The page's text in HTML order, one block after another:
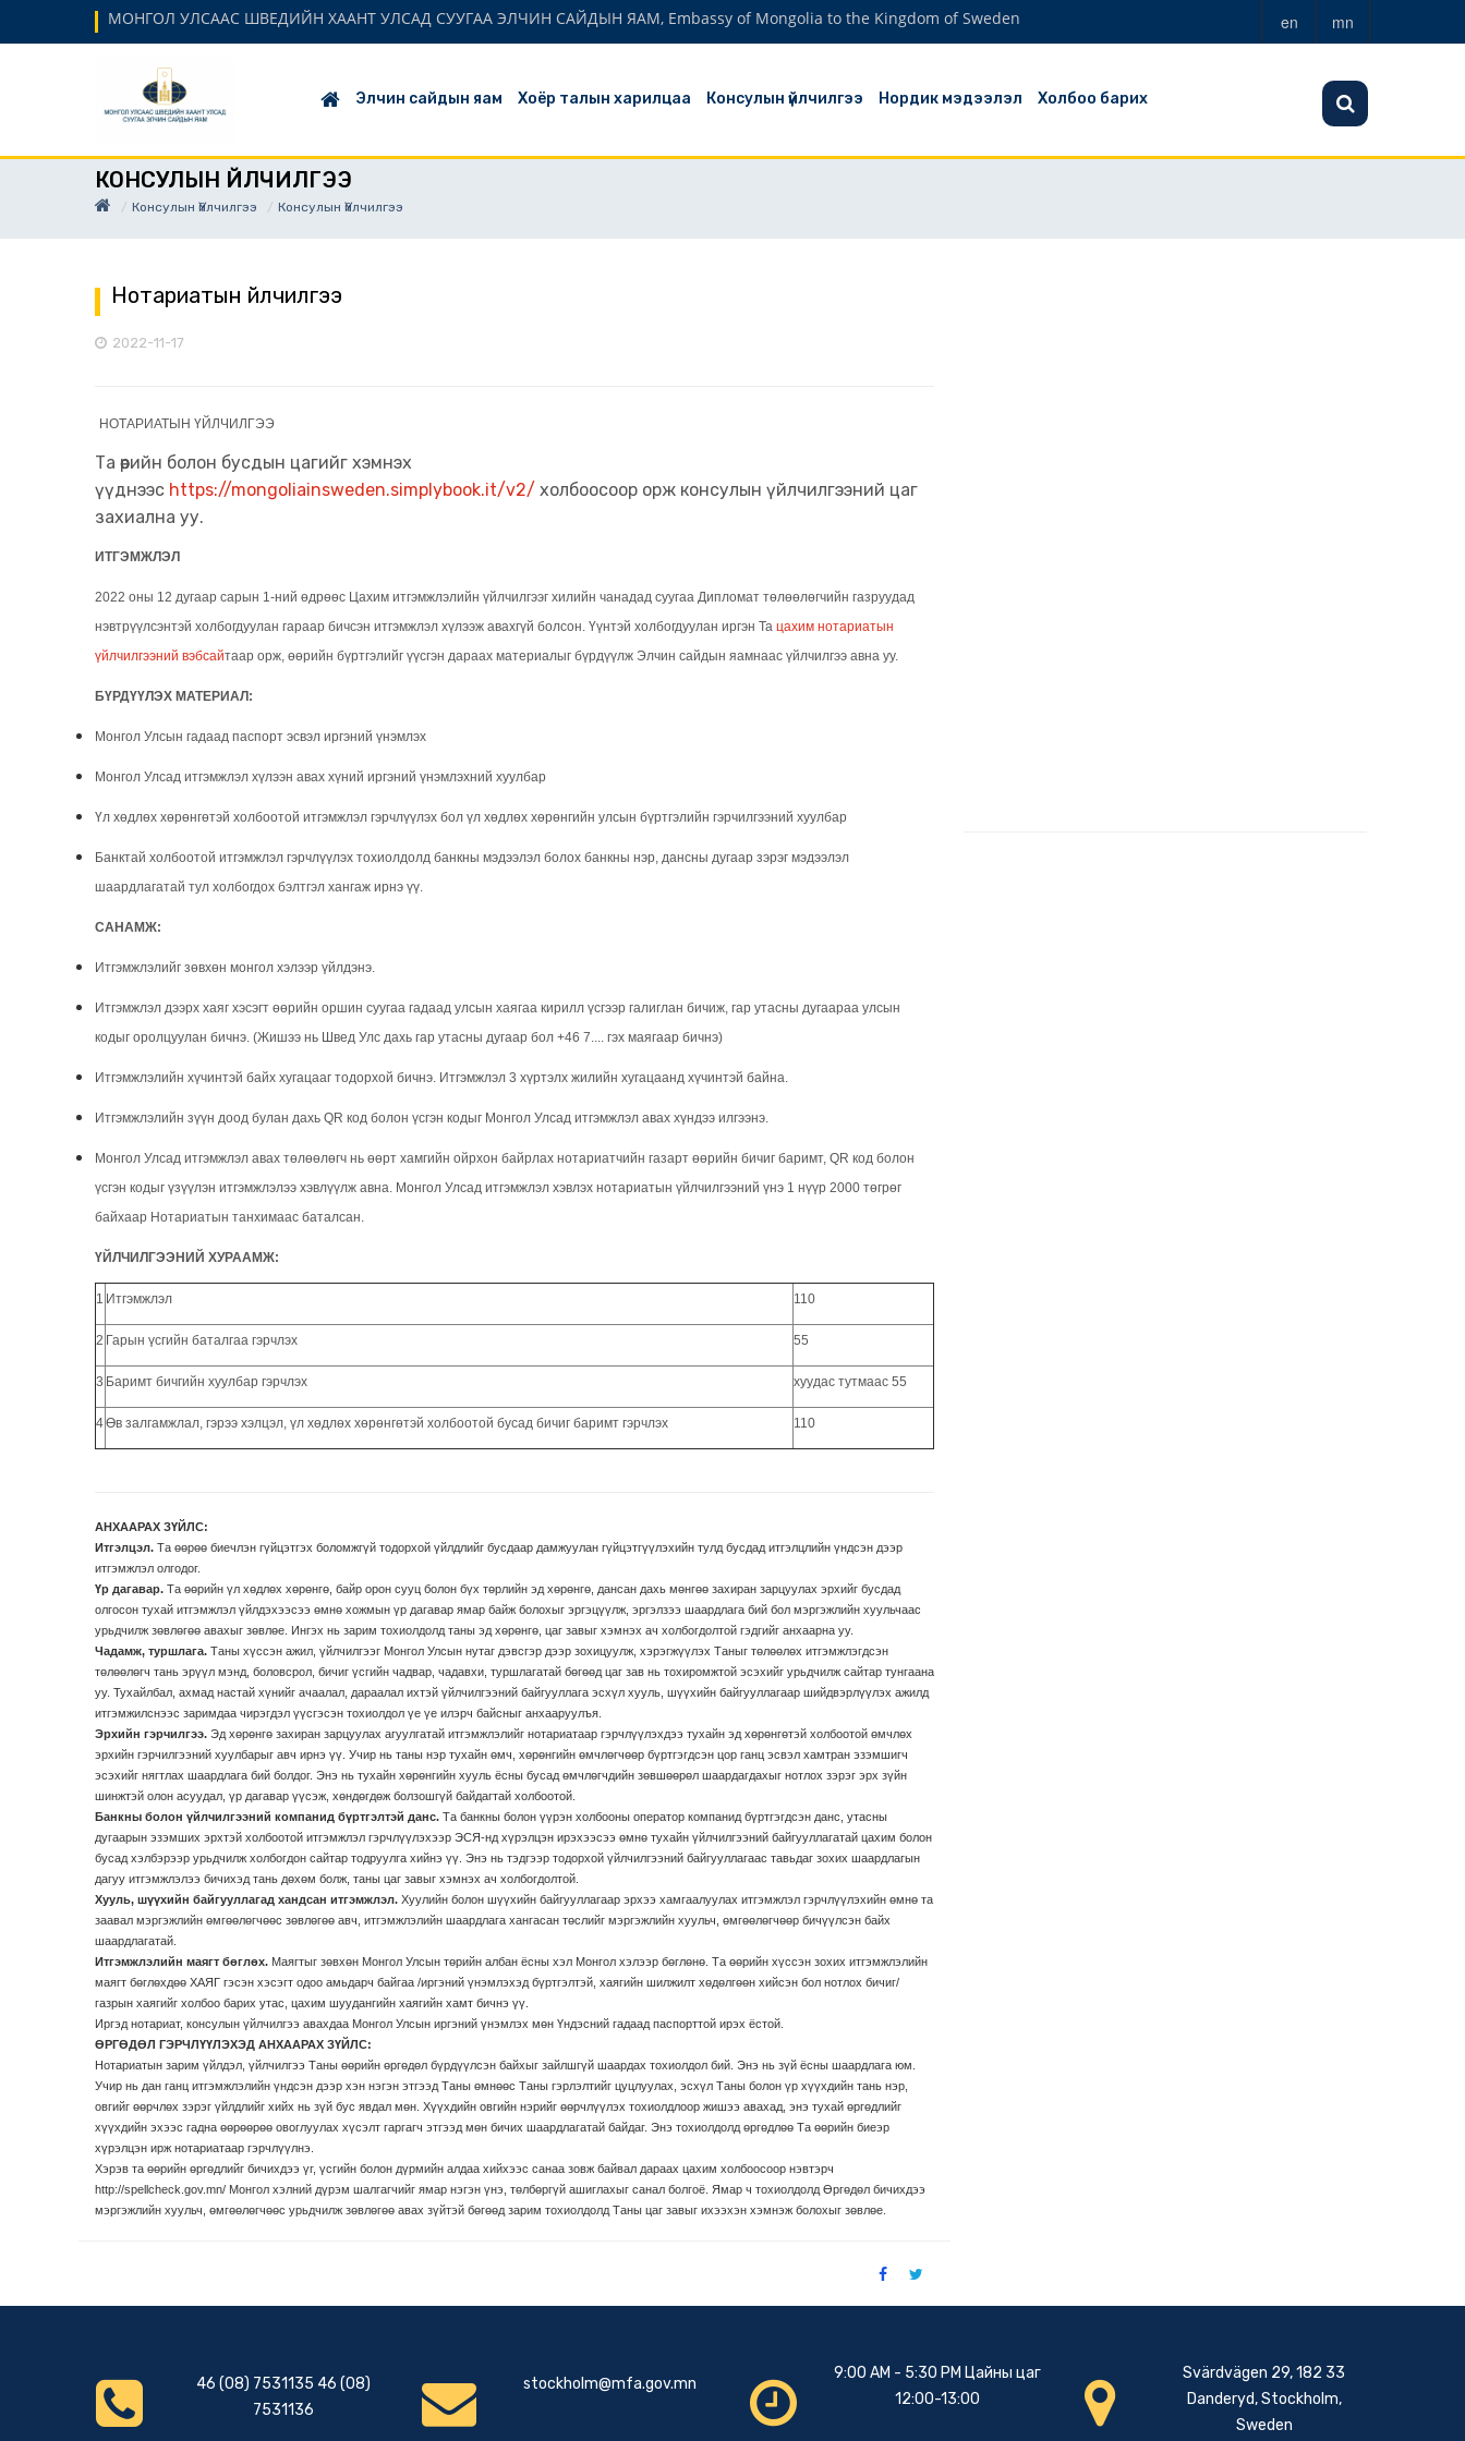
МОНГОЛ УЛСААС ШВЕДИЙН ХААНТ УЛСАД СУУГАА ЭЛЧИН САЙДЫН ЯАМ, Embassy of Mongolia to the Kingdom of Sweden en mn
Элчин сайдын яам Хоёр талын харилцаа Консулын үйлчилгээ Нордик мэдээлэл Холбоо барих
КОНСУЛЫН ҮЙЛЧИЛГЭЭ
Консулын Үйлчилгээ Консулын Үйлчилгээ
Нотариатын үйлчилгээ
2022-11-17
НОТАРИАТЫН ҮЙЛЧИЛГЭЭ
Та өөрийн болон бусдын цагийг хэмнэх
үүднээс https://mongoliainsweden.simplybook.it/v2/ холбоосоор орж консулын үйлчилгээний цаг
захиална уу.
ИТГЭМЖЛЭЛ
2022 оны 12 дугаар сарын 1-ний өдрөөс Цахим итгэмжлэлийн үйлчилгээг хилийн чанадад суугаа Дипломат төлөөлөгчийн газруудад
нэвтрүүлсэнтэй холбогдуулан гараар бичсэн итгэмжлэл хүлээж авахгүй болсон. Үүнтэй холбогдуулан иргэн Та цахим нотариатын
үйлчилгээний вэбсайтаар орж, өөрийн бүртгэлийг үүсгэн дараах материалыг бүрдүүлж Элчин сайдын яамнаас үйлчилгээ авна уу.
БҮРДҮҮЛЭХ МАТЕРИАЛ:
Монгол Улсын гадаад паспорт эсвэл иргэний үнэмлэх
Монгол Улсад итгэмжлэл хүлээн авах хүний иргэний үнэмлэхний хуулбар
Үл хөдлөх хөрөнгөтэй холбоотой итгэмжлэл гэрчлүүлэх бол үл хөдлөх хөрөнгийн улсын бүртгэлийн гэрчилгээний хуулбар
Банктай холбоотой итгэмжлэл гэрчлүүлэх тохиолдолд банкны мэдээлэл болох банкны нэр, дансны дугаар зэрэг мэдээлэл
шаардлагатай тул холбогдох бэлтгэл хангаж ирнэ үү.
САНАМЖ:
Итгэмжлэлийг зөвхөн монгол хэлээр үйлдэнэ.
Итгэмжлэл дээрх хаяг хэсэгт өөрийн оршин суугаа гадаад улсын хаягаа кирилл үсгээр галиглан бичиж, гар утасны дугаараа улсын
кодыг оролцуулан бичнэ. (Жишээ нь Швед Улс дахь гар утасны дугаар бол +46 7.... гэх маягаар бичнэ)
Итгэмжлэлийн хүчинтэй байх хугацааг тодорхой бичнэ. Итгэмжлэл 3 хүртэлх жилийн хугацаанд хүчинтэй байна.
Итгэмжлэлийн зүүн доод булан дахь QR код болон үсгэн кодыг Монгол Улсад итгэмжлэл авах хүндээ илгээнэ.
Монгол Улсад итгэмжлэл авах төлөөлөгч нь өөрт хамгийн ойрхон байрлах нотариатчийн газарт өөрийн бичиг баримт, QR код болон
үсгэн кодыг үзүүлэн итгэмжлэлээ хэвлүүлж авна. Монгол Улсад итгэмжлэл хэвлэх нотариатын үйлчилгээний үнэ 1 нүүр 2000 төгрөг
байхаар Нотариатын танхимаас баталсан.
ҮЙЛЧИЛГЭЭНИЙ ХУРААМЖ:
1 Итгэмжлэл 110
2 Гарын үсгийн баталгаа гэрчлэх 55
3 Баримт бичгийн хуулбар гэрчлэх хуудас тутмаас 55
4Өв залгамжлал, гэрээ хэлцэл, үл хөдлөх хөрөнгөтэй холбоотой бусад бичиг баримт гэрчлэх 110
АНХААРАХ ЗҮЙЛС:
Итгэлцэл. Та өөрөө биечлэн гүйцэтгэх боломжгүй тодорхой үйлдлийг бусдаар дамжуулан гүйцэтгүүлэхийн тулд бусдад итгэлцлийн үндсэн дээр
итгэмжлэл олгодог.
Үр дагавар. Та өөрийн үл хөдлөх хөрөнгө, байр орон сууц болон бүх төрлийн эд хөрөнгө, дансан дахь мөнгөө захиран зарцуулах эрхийг бусдад
олгосон тухай итгэмжлэл үйлдэхээсээ өмнө хожмын үр дагавар ямар байж болохыг эргэцүүлж, эргэлзээ шаардлага бий бол мэргэжлийн хуульчаас
урьдчилж зөвлөгөө авахыг зөвлөе. Ингэх нь зарим тохиолдолд таны эд хөрөнгө, цаг завыг хэмнэх ач холбогдолтой гэдгийг анхаарна уу.
Чадамж, туршлага. Таны хүссэн ажил, үйлчилгээг Монгол Улсын нутаг дэвсгэр дээр зохицуулж, хэрэгжүүлэх Таныг төлөөлөх итгэмжлэгдсэн
төлөөлөгч тань эрүүл мэнд, боловсрол, бичиг үсгийн чадвар, чадавхи, туршлагатай бөгөөд цаг зав нь тохиромжтой эсэхийг урьдчилж сайтар тунгаана
уу. Тухайлбал, ахмад настай хүнийг ачаалал, дараалал ихтэй үйлчилгээний байгууллага эсхүл хууль, шүүхийн байгууллагаар шийдвэрлүүлэх ажилд
итгэмжилснээс заримдаа чирэгдэл үүсгэсэн тохиолдол үе үе илэрч байсныг анхааруулъя.
Эрхийн гэрчилгээ. Эд хөрөнгө захиран зарцуулах агуулгатай итгэмжлэлийг нотариатаар гэрчлүүлэхдээ тухайн эд хөрөнгөтэй холбоотой өмчлөх
эрхийн гэрчилгээний хуулбарыг авч ирнэ үү. Учир нь таны нэр тухайн өмч, хөрөнгийн өмчлөгчөөр бүртгэгдсэн цор ганц эсвэл хамтран эзэмшигч
эсэхийг нягтлах шаардлага бий болдог. Энэ нь тухайн хөрөнгийн хууль ёсны бусад өмчлөгчдийн зөвшөөрөл шаардагдахыг нотлох зэрэг эрх зүйн
шинжтэй олон асуудал, үр дагавар үүсэж, хөндөгдөж болзошгүй байдагтай холбоотой.
Банкны болон үйлчилгээний компанид бүртгэлтэй данс. Та банкны болон үүрэн холбооны оператор компанид бүртгэгдсэн данс, утасны
дугаарын эзэмших эрхтэй холбоотой итгэмжлэл гэрчлүүлэхээр ЭСЯ-нд хүрэлцэн ирэхээсээ өмнө тухайн үйлчилгээний байгууллагатай цахим болон
бусад хэлбэрээр урьдчилж холбогдон сайтар тодруулга хийнэ үү. Энэ нь тэдгээр тодорхой үйлчилгээний байгууллагаас тавьдаг зохих шаардлагын
дагуу итгэмжлэлээ бичихэд тань дөхөм болж, таны цаг завыг хэмнэх ач холбогдолтой.
Хууль, шүүхийн байгууллагад хандсан итгэмжлэл. Хуулийн болон шүүхийн байгууллагаар эрхээ хамгаалуулах итгэмжлэл гэрчлүүлэхийн өмнө та
заавал мэргэжлийн өмгөөлөгчөөс зөвлөгөө авч, итгэмжлэлийн шаардлага хангасан төслийг мэргэжлийн хуульч, өмгөөлөгчөөр бичүүлсэн байх
шаардлагатай.
Итгэмжлэлийн маягт бөглөх. Маягтыг зөвхөн Монгол Улсын төрийн албан ёсны хэл Монгол хэлээр бөглөнө. Та өөрийн хүссэн зохих итгэмжлэлийн
маягт бөглөхдөө ХАЯГ гэсэн хэсэгт одоо амьдарч байгаа /иргэний үнэмлэхэд бүртгэлтэй, хаягийн шилжилт хөдөлгөөн хийсэн бол нотлох бичиг/
газрын хаягийг холбоо барих утас, цахим шуудангийн хаягийн хамт бичнэ үү.
Иргэд нотариат, консулын үйлчилгээ авахдаа Монгол Улсын иргэний үнэмлэх мөн Үндэсний гадаад паспорттой ирэх ёстой.
ӨРГӨДӨЛ ГЭРЧЛҮҮЛЭХЭД АНХААРАХ ЗҮЙЛС:
Нотариатын зарим үйлдэл, үйлчилгээ Таны өөрийн өргөдөл бүрдүүлсэн байхыг зайлшгүй шаардах тохиолдол бий. Энэ нь зүй ёсны шаардлага юм.
Учир нь дан ганц итгэмжлэлийн үндсэн дээр хэн нэгэн этгээд Таны өмнөөс Таны гэрлэлтийг цуцлуулах, эсхүл Таны болон үр хүүхдийн тань нэр,
овгийг өөрчлөх зэрэг үйлдлийг хийх нь зүй бус явдал мөн. Хүүхдийн овгийн нэрийг өөрчлүүлэх тохиолдлоор жишээ авахад, энэ тухай өргөдлийг
хүүхдийн эхээс гадна өөрөөрөө овоглуулах хүсэлт гаргагч этгээд мөн бичих шаардлагатай байдаг. Энэ тохиолдолд өргөдлөө Та өөрийн биеэр
хүрэлцэн ирж нотариатаар гэрчлүүлнэ.
Хэрэв та өөрийн өргөдлийг бичихдээ үг, үсгийн болон дүрмийн алдаа хийхээс санаа зовж байвал дараах цахим холбоосоор нэвтэрч
http://spellcheck.gov.mn/ Монгол хэлний дүрэм шалгагчийг ямар нэгэн үнэ, төлбөргүй ашиглахыг санал болгоё. Ямар ч тохиолдолд Өргөдөл бичихдээ
мэргэжлийн хуульч, өмгөөлөгчөөс урьдчилж зөвлөгөө авах зүйтэй бөгөөд зарим тохиолдолд Таны цаг завыг ихээхэн хэмнэж болохыг зөвлөе.
46 (08) 7531135 46 (08)
7531136
stockholm@mfa.gov.mn
9:00 AM - 5:30 PM Цайны цаг
12:00-13:00
Svärdvägen 29, 182 33
Danderyd, Stockholm,
Sweden